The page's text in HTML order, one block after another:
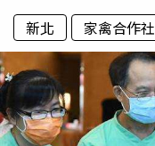
新北 家禽合作社